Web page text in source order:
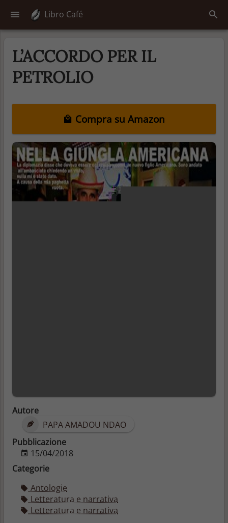
Libro Café
L’ACCORDO PER IL
PETROLIO
Compra su Amazon
Autore
PAPA AMADOU NDAO
Pubblicazione
15/04/2018
Categorie
Antologie
Letteratura e narrativa
Letteratura e narrativa